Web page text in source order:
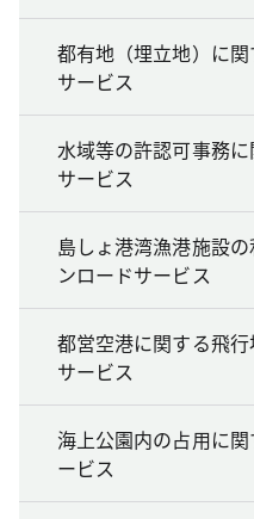
都有地（埋立地）に
サービス
水域等の許認可事務
サービス
島しょ港湾漁港施設
ンロードサービス
都営空港に関する飛
サービス
海上公園内の占用に
ービス